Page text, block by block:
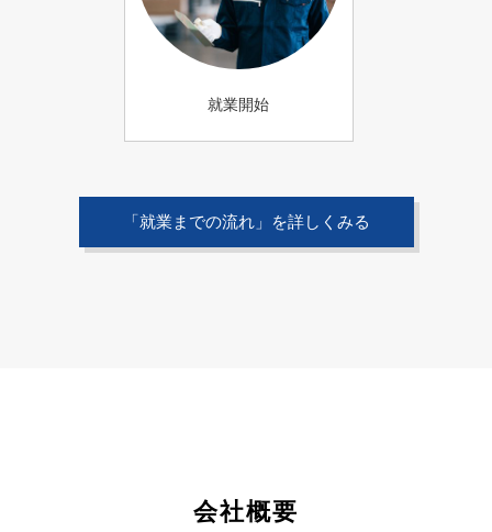
就業開始
「就業までの流れ」を詳しくみる
会社概要